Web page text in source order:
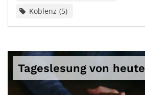
Koblenz 5
Tageslesung von heute